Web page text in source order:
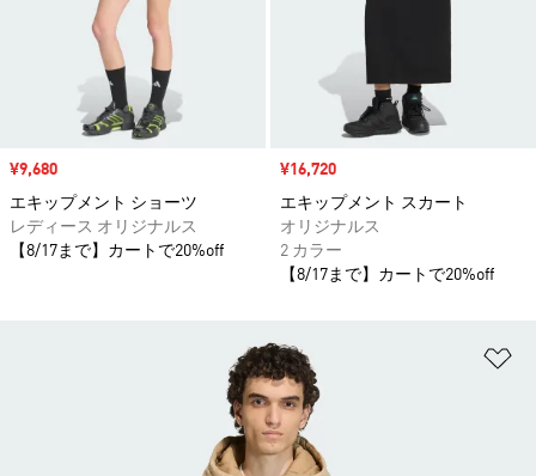
セール価格
¥9,680
エキップメント ショーツ
レディース オリジナルス
【8/17まで】カートで20%off
セール価格
¥16,720
エキップメント スカート
オリジナルス
2 カラー
【8/17まで】カートで20%off